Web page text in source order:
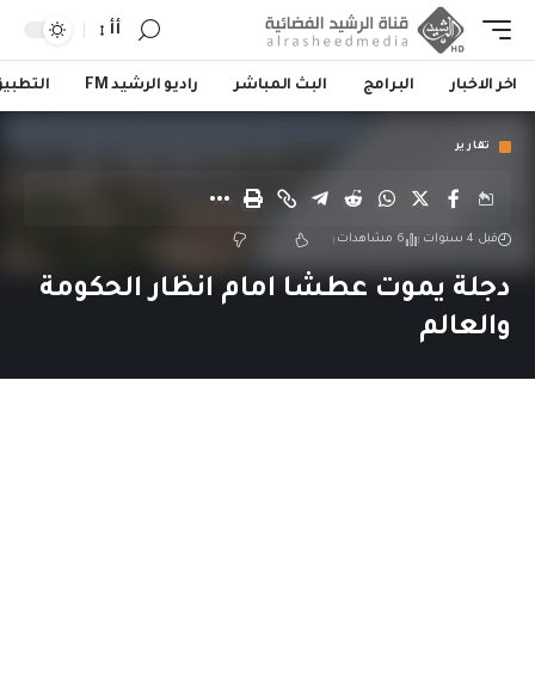
أأ
اخر الاخبار البرامج البث المباشر راديو الرشيد FM
تقارير
قبل 4 سنوات 6 مشاهدات
دجلة يموت عطشا امام انظار الحكومة
والعالم